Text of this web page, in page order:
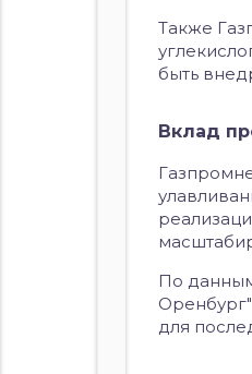
Также
быть
Вклад
По
для